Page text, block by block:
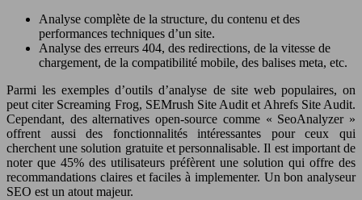
Analyse complète de la structure, du contenu et des
performances techniques d’un site.
Analyse des erreurs 404, des redirections, de la vitesse de
chargement, de la compatibilité mobile, des balises meta, etc.
Parmi les exemples d’outils d’analyse de site web populaires, on
peut citer Screaming Frog, SEMrush Site Audit et Ahrefs Site Audit.
Cependant, des alternatives open-source comme « SeoAnalyzer »
offrent aussi des fonctionnalités intéressantes pour ceux qui
cherchent une solution gratuite et personnalisable. Il est important de
noter que 45% des utilisateurs préfèrent une solution qui offre des
recommandations claires et faciles à implementer. Un bon analyseur
SEO est un atout majeur.